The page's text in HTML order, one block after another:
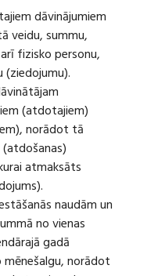
dāvinājumiem
veidu, summu,
fizisko personu,
(ziedojumu).
(atdotajiem)
norādot tā
atmaksāts
naudām un
no vienas
gadā
norādot